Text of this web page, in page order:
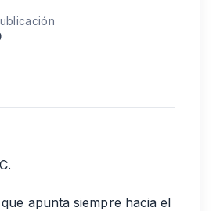
apunta siempre hacia el